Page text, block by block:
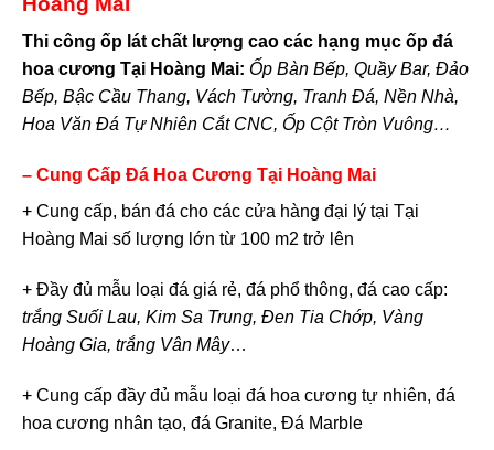
Thi công ốp lát chất lượng cao các hạng mục ốp đá
hoa cương Tại Hoàng Mai: Ốp Bàn Bếp, Quầy Bar, Đảo
Bếp, Bậc Cầu Thang, Vách Tường, Tranh Đá, Nền Nhà,
Hoa Văn Đá Tự Nhiên Cắt CNC, Ốp Cột Tròn Vuông…
– Cung Cấp Đá Hoa Cương Tại Hoàng Mai
+ Cung cấp, bán đá cho các cửa hàng đại lý tại Tại
Hoàng Mai số lượng lớn từ 100 m2 trở lên
+ Đầy đủ mẫu loại đá giá rẻ, đá phổ thông, đá cao cấp:
trắng Suối Lau, Kim Sa Trung, Đen Tia Chớp, Vàng
Hoàng Gia, trắng Vân Mây…
+ Cung cấp đầy đủ mẫu loại đá hoa cương tự nhiên, đá
hoa cương nhân tạo, đá Granite, Đá Marble